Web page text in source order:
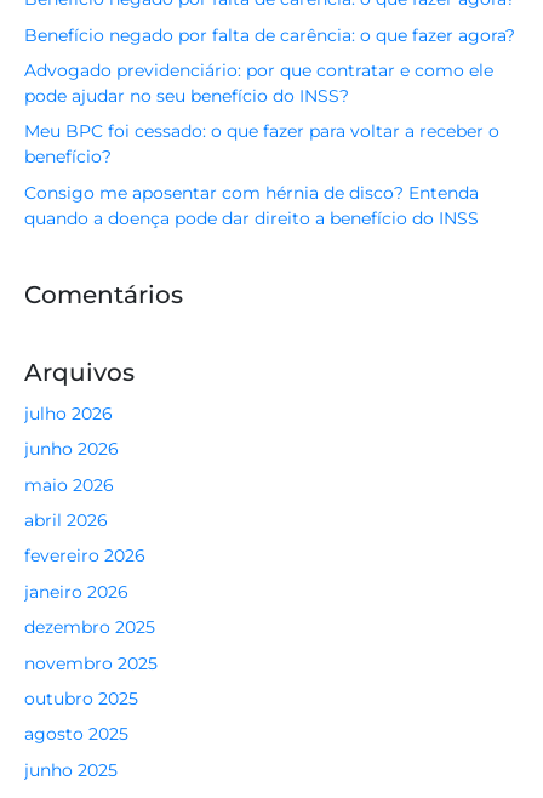
Benefício negado por falta de carência: o que fazer agora?
Advogado previdenciário: por que contratar e como ele
pode ajudar no seu benefício do INSS?
Meu BPC foi cessado: o que fazer para voltar a receber o
benefício?
Consigo me aposentar com hérnia de disco? Entenda
quando a doença pode dar direito a benefício do INSS
Comentários
Arquivos
julho 2026
junho 2026
maio 2026
abril 2026
fevereiro 2026
janeiro 2026
dezembro 2025
novembro 2025
outubro 2025
agosto 2025
junho 2025